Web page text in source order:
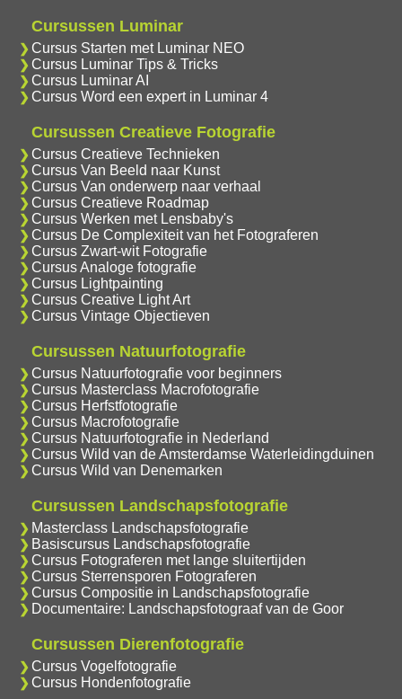
Cursussen Luminar
Cursus Starten met Luminar NEO
Cursus Luminar Tips & Tricks
Cursus Luminar AI
Cursus Word een expert in Luminar 4
Cursussen Creatieve Fotografie
Cursus Creatieve Technieken
Cursus Van Beeld naar Kunst
Cursus Van onderwerp naar verhaal
Cursus Creatieve Roadmap
Cursus Werken met Lensbaby's
Cursus De Complexiteit van het Fotograferen
Cursus Zwart-wit Fotografie
Cursus Analoge fotografie
Cursus Lightpainting
Cursus Creative Light Art
Cursus Vintage Objectieven
Cursussen Natuurfotografie
Cursus Natuurfotografie voor beginners
Cursus Masterclass Macrofotografie
Cursus Herfstfotografie
Cursus Macrofotografie
Cursus Natuurfotografie in Nederland
Cursus Wild van de Amsterdamse Waterleidingduinen
Cursus Wild van Denemarken
Cursussen Landschapsfotografie
Masterclass Landschapsfotografie
Basiscursus Landschapsfotografie
Cursus Fotograferen met lange sluitertijden
Cursus Sterrensporen Fotograferen
Cursus Compositie in Landschapsfotografie
Documentaire: Landschapsfotograaf van de Goor
Cursussen Dierenfotografie
Cursus Vogelfotografie
Cursus Hondenfotografie